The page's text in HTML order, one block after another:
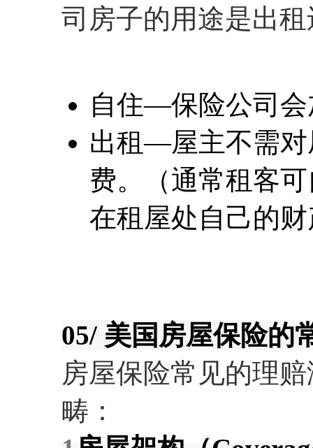
司房子的用途是出
自住—保险公司会
出租—屋主不需对
费。（通常租客
在租屋处自己的
05/ 美国房屋保险的
房屋保险常见的理
畴：